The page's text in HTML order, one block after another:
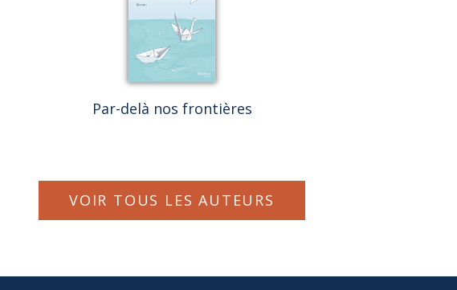
Par-delà nos frontières
VOIR TOUS LES AUTEURS